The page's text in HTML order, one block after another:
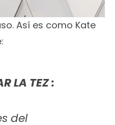
Así es como Kate
LA TEZ :
del